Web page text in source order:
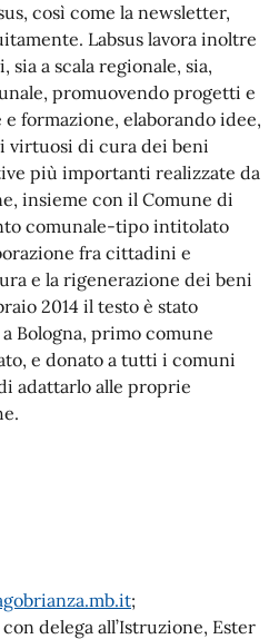
così come la newsletter,
Labsus lavora inoltre
a scala regionale, sia,
promuovendo progetti e
formazione, elaborando idee,
virtuosi di cura dei beni
più importanti realizzate da
insieme con il Comune di
comunale-tipo intitolato
fra cittadini e
e la rigenerazione dei beni
2014 il testo è stato
Bologna, primo comune
e donato a tutti i comuni
adattarlo alle proprie
;
delega all’Istruzione, Ester